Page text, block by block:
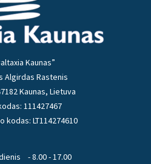
Kaunas”
Algirdas Rastenis
Kaunas, Lietuva
111427467
kodas: LT114274610
- 8.00 - 17.00